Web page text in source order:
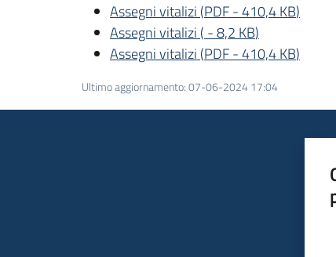
Assegni vitalizi (PDF-410,4 KB)
Assegni vitalizi ( -8,2 KB)
Assegni vitalizi (PDF-410,4 KB)
Ultimo aggiornamento:07-06-2024 17:04